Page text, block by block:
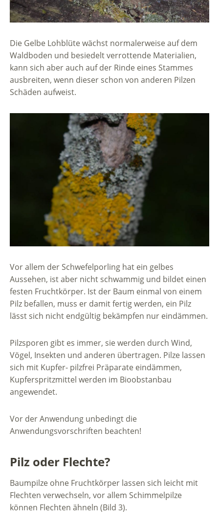
Die Gelbe Lohblüte wächst normalerweise auf dem
Waldboden und besiedelt verrottende Materialien,
kann sich aber auch auf der Rinde eines Stammes
ausbreiten, wenn dieser schon von anderen Pilzen
Schäden aufweist.
Vor allem der Schwefelporling hat ein gelbes
Aussehen, ist aber nicht schwammig und bildet einen
festen Fruchtkörper. Ist der Baum einmal von einem
Pilz befallen, muss er damit fertig werden, ein Pilz
lässt sich nicht endgültig bekämpfen nur eindämmen.
Pilzsporen gibt es immer, sie werden durch Wind,
Vögel, Insekten und anderen übertragen. Pilze lassen
sich mit Kupfer- pilzfrei Präparate eindämmen,
Kupferspritzmittel werden im Bioobstanbau
angewendet.
Vor der Anwendung unbedingt die
Anwendungsvorschriften beachten!
Pilz oder Flechte?
Baumpilze ohne Fruchtkörper lassen sich leicht mit
Flechten verwechseln, vor allem Schimmelpilze
können Flechten ähneln (Bild 3).